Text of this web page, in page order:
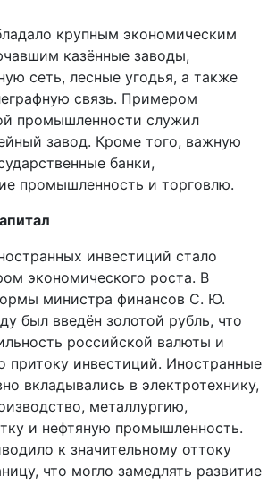
крупным экономическим
казённые заводы,
сеть, лесные угодья, а также
связь. Примером
промышленности служил
завод. Кроме того, важную
банки,
промышленность и торговлю.
инвестиций стало
экономического роста. В
министра финансов С. Ю.
был введён золотой рубль, что
российской валюты и
притоку инвестиций. Иностранные
вкладывались в электротехнику,
металлургию,
и нефтяную промышленность.
к значительному оттоку
что могло замедлять развитие